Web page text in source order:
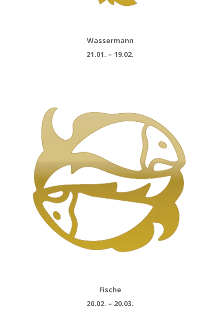
Wassermann
21.01. – 19.02.
Fische
20.02. – 20.03.